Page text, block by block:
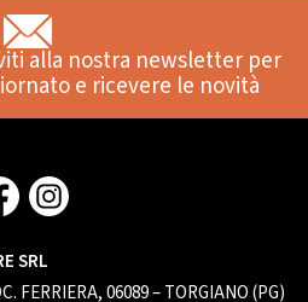
alla nostra newsletter per
e ricevere le novità
SRL
FERRIERA, 06089 – TORGIANO (PG)